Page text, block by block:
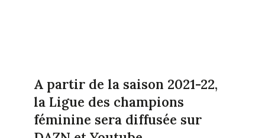
A partir de la saison 2021-22,
la Ligue des champions
féminine sera diffusée sur